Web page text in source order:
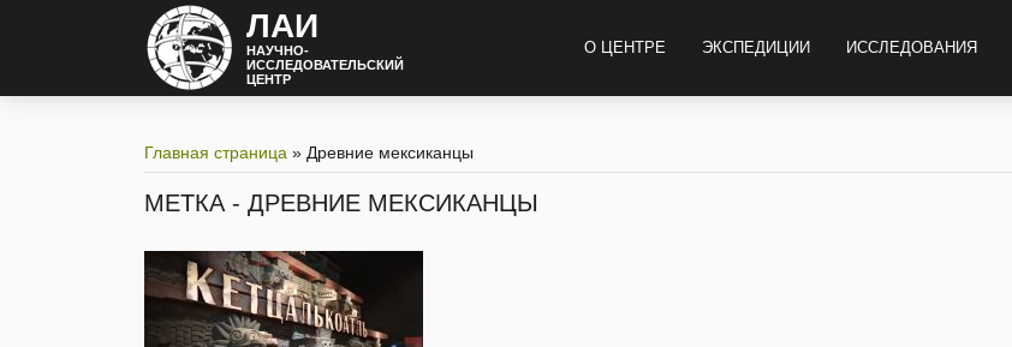
ЛАИ
НАУЧНО-
ИССЛЕДОВАТЕЛЬСКИЙ
ЦЕНТР
О ЦЕНТРЕ ЭКСПЕДИЦИИ ИССЛЕДОВАНИЯ
Главная страница » Древние мексиканцы
МЕТКА - ДРЕВНИЕ МЕКСИКАНЦЫ